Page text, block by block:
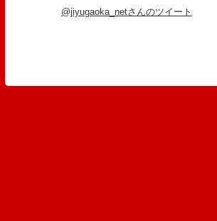
@jiyugaoka_netさんのツイート